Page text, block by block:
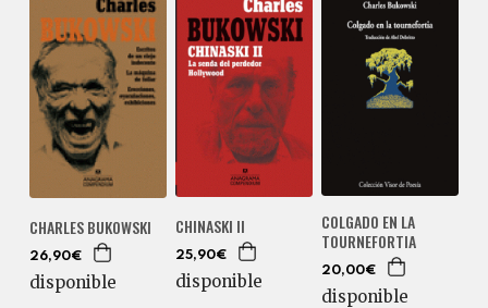
CHARLES BUKOWSKI
26,90€
disponible
CHINASKI II
25,90€
disponible
COLGADO EN LA
TOURNEFORTIA
20,00€
disponible